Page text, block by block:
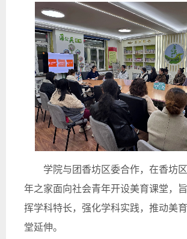
学院与团香坊区委合作，在香坊
年之家面向社会青年开设美育课堂，
挥学科特长，强化学科实践，推动美
堂延伸。